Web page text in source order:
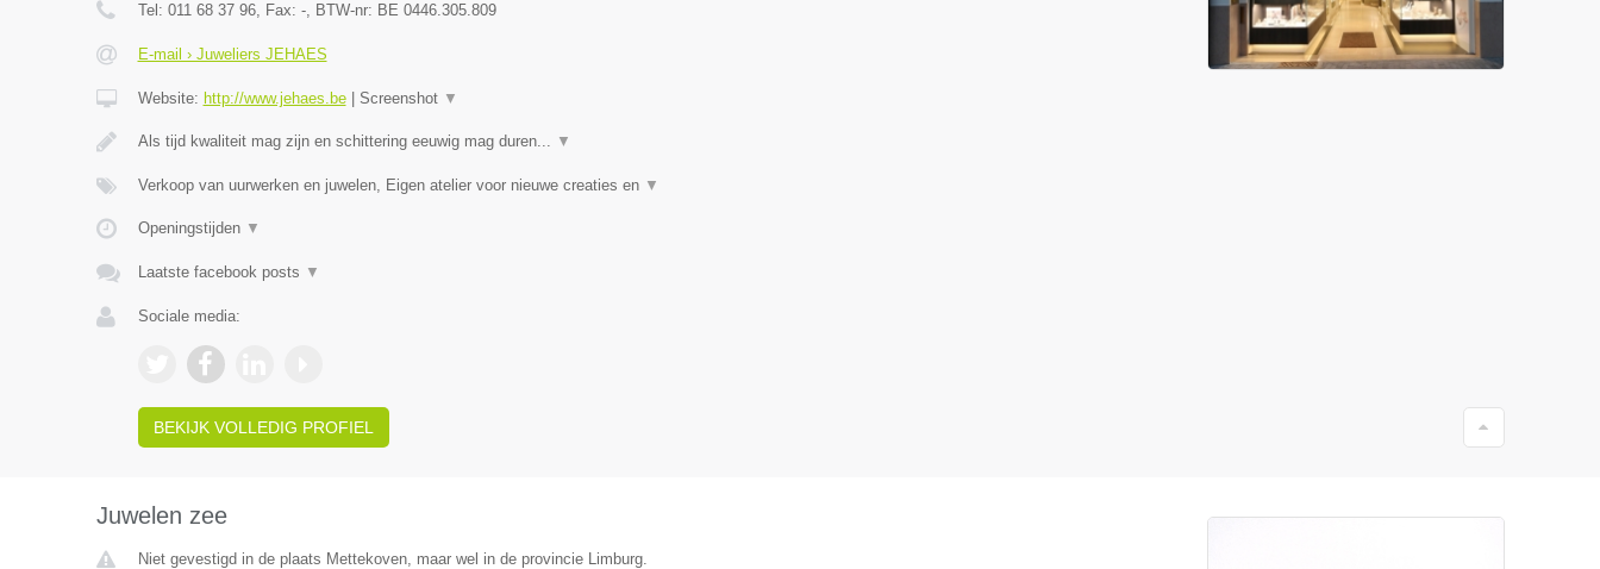
Tel: 011 68 37 96, Fax: -, BTW-nr: BE 0446.305.809
E-mail › Juweliers JEHAES
Website: http://www.jehaes.be| Screenshot ▼
Als tijd kwaliteit mag zijn en schittering eeuwig mag duren... ▼
Verkoop van uurwerken en juwelen, Eigen atelier voor nieuwe creaties en ▼
Openingstijden ▼
Laatste facebook posts ▼
Sociale media:
BEKIJK VOLLEDIG PROFIEL
Juwelen zee
Niet gevestigd in de plaats Mettekoven, maar wel in de provincie Limburg.